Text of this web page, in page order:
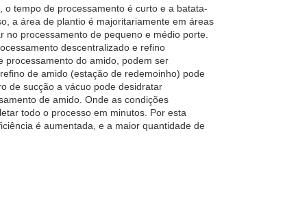
tempo de processamento é curto e a batata-
a área de plantio é majoritariamente em áreas
processamento de pequeno e médio porte.
descentralizado e refino
processamento do amido, podem ser
de amido (estação de redemoinho) pode
de sucção a vácuo pode desidratar
de amido. Onde as condições
todo o processo em minutos. Por esta
é aumentada, e a maior quantidade de